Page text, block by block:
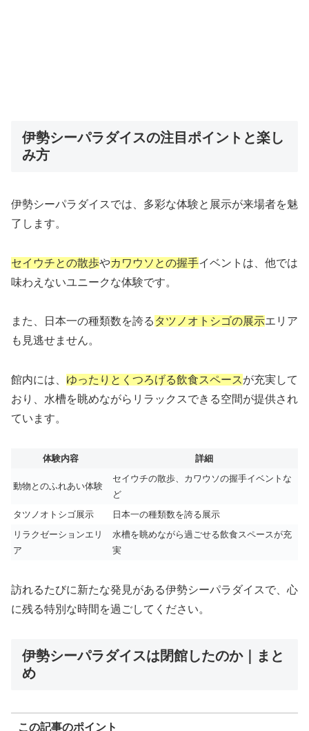
伊勢シーパラダイスの注目ポイントと楽し
み方
伊勢シーパラダイスでは、多彩な体験と展示が来場者を魅
了します。
セイウチとの散歩やカワウソとの握手イベントは、他では
味わえないユニークな体験です。
また、日本一の種類数を誇る タツノオトシゴの展示エリア
も見逃せません。
館内には、 ゆったりとくつろげる飲食スペースが充実して
おり、水槽を眺めながらリラックスできる空間が提供され
ています。
体験内容 詳細
動物とのふれあい体験
セイウチの散歩、カワウソの握手イベントな
ど
タツノオトシゴ展示
日本一の種類数を誇る展示
リラクゼーションエリ
ア
水槽を眺めながら過ごせる飲食スペースが充
実
訪れるたびに新たな発見がある伊勢シーパラダイスで、心
に残る特別な時間を過ごしてください。
伊勢シーパラダイスは閉館したのか｜まと
め
この記事のポイント